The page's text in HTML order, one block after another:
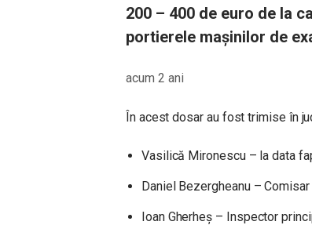
200 – 400 de euro de la
portierele mașinilor de
acum 2 ani
În acest dosar au fost trimise în
Vasilică Mironescu – la data
Daniel Bezergheanu –
Ioan Gherheș – Inspector